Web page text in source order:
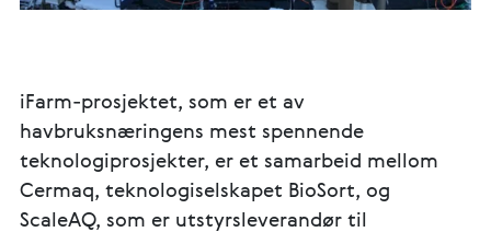
iFarm-prosjektet, som er et av
havbruksnæringens mest spennende
teknologiprosjekter, er et samarbeid mellom
Cermaq, teknologiselskapet BioSort, og
ScaleAQ, som er utstyrsleverandør til